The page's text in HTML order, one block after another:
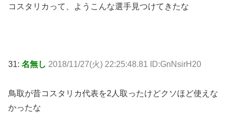
コスタリカって、ようこんな選手見つけてきたな
31: 名無し 2018/11/27(火) 22:25:48.81 ID:GnNsirH20
鳥取が昔コスタリカ代表を2人取ったけどクソほど使えな
かったな